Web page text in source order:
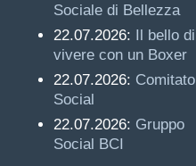
Sociale di Bellezza
22.07.2026: Il bello di
vivere con un Boxer
22.07.2026: Comitato
Social
22.07.2026: Gruppo
Social BCI